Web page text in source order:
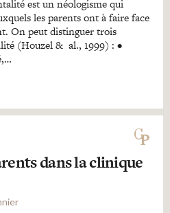
est un néologisme qui
les parents ont à faire face
On peut distinguer trois
(Houzel & al., 1999) : •
dans la clinique